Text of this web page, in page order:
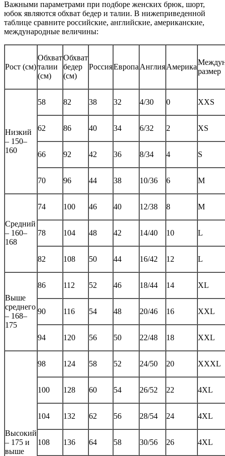
Важными параметрами при подборе женских брюк, шорт,
юбок являются обхват бедер и талии. В нижеприведенной
таблице сравните российские, английские, американские,
международные величины:
Рост (см)
Обхват
талии
(см)
Обхват
бедер
(см)
РоссияЕвропа АнглияАмерика
размер
Низкий
– 150–
160
58 82 38 32 4/30 0 XXS
62 86 40 34 6/32 2 XS
66 92 42 36 8/34 4 S
70 96 44 38 10/36 6 M
Средний
– 160–
168
74 100 46 40 12/38 8 M
78 104 48 42 14/40 10 L
82 108 50 44 16/42 12 L
Выше
среднего
– 168–
175
86 112 52 46 18/44 14 XL
90 116 54 48 20/46 16 XXL
94 120 56 50 22/48 18 XXL
Высокий
– 175 и
выше
98 124 58 52 24/50 20 XXXL
100 128 60 54 26/52 22 4XL
104 132 62 56 28/54 24 4XL
108 136 64 58 30/56 26 4XL